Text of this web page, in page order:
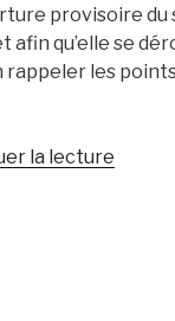
provisoire du
afin qu’elle se
rappeler les
la lecture